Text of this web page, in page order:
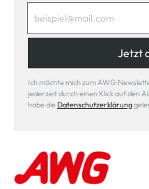
Jetzt
Ich möchte mich zum AWG
jederzeit durch einen Klick auf den
habe die Datenschutzerklärung